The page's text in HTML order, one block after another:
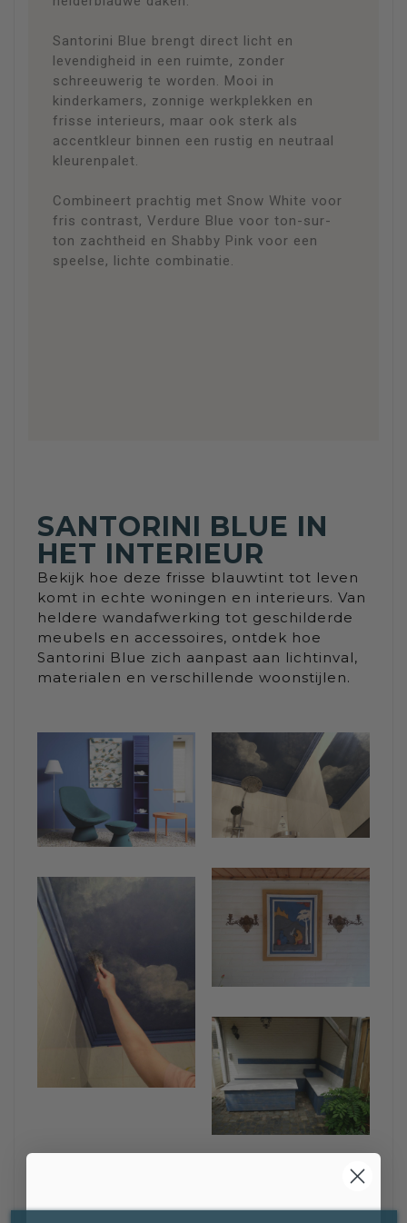
Santorini Blue brengt direct licht en
levendigheid in een ruimte, zonder
schreeuwerig te worden. Mooi in
kinderkamers, zonnige werkplekken en
frisse interieurs, maar ook sterk als
accentkleur binnen een rustig en neutraal
kleurenpalet.
Combineert prachtig met Snow White voor
fris contrast, Verdure Blue voor ton-sur-
ton zachtheid en Shabby Pink voor een
speelse, lichte combinatie.
SANTORINI BLUE IN
HET INTERIEUR
Bekijk hoe deze frisse blauwtint tot leven
komt in echte woningen en interieurs. Van
heldere wandafwerking tot geschilderde
meubels en accessoires, ontdek hoe
Santorini Blue zich aanpast aan lichtinval,
materialen en verschillende woonstijlen.